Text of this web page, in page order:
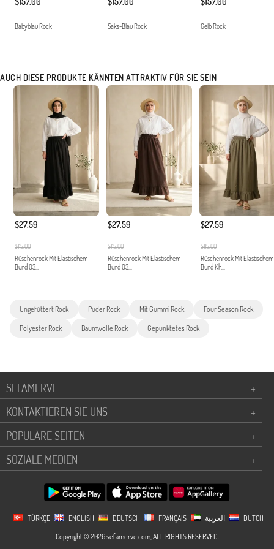
Babyblau Rock Saks-Blau Rock Gelb Rock
AUCH DIESE PRODUKTE KÄNNTEN ATTRAKTIV FÜR SIE SEIN
$27.59
$115.00
Rüschenrock Mit Elastischem
Bund 03...
$27.59
$115.00
Rüschenrock Mit Elastischem
Bund 03...
$27.59
$115.00
Rüschenrock Mit Elastischem
Bund Kh...
Ungefüttert Rock Puder Rock Mit Gummi Rock Four Season Rock
Polyester Rock Baumwolle Rock Gepunktetes Rock
SEFAMERVE
+
KONTAKTIEREN SIE UNS
+
POPULÄRE SEITEN
+
SOZIALE MEDIEN
+
TÜRKÇE ENGLISH DEUTSCH FRANÇAIS
DUTCH
Copyright © 2026 sefamerve.com, ALL RIGHTS RESERVED.